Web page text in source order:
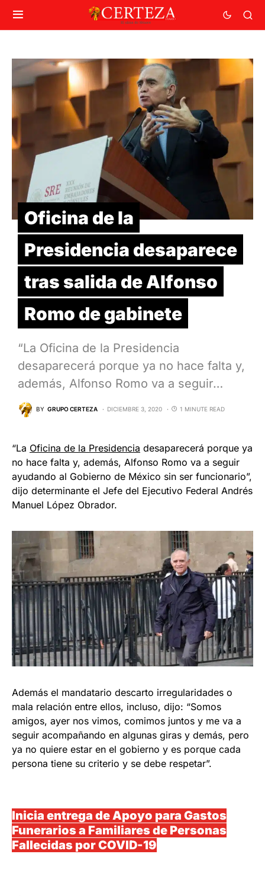
Oficina de la
Presidencia desaparece
tras salida de Alfonso
Romo de gabinete
“La Oficina de la Presidencia
desaparecerá porque ya no hace falta y,
además, Alfonso Romo va a seguir…
BY GRUPO CERTEZA DICIEMBRE 3, 2020 1 MINUTE READ
“La Oficina de la Presidencia desaparecerá porque ya
no hace falta y, además, Alfonso Romo va a seguir
ayudando al Gobierno de México sin ser funcionario”,
dijo determinante el Jefe del Ejecutivo Federal Andrés
Manuel López Obrador.
Además el mandatario descarto irregularidades o
mala relación entre ellos, incluso, dijo: “Somos
amigos, ayer nos vimos, comimos juntos y me va a
seguir acompañando en algunas giras y demás, pero
ya no quiere estar en el gobierno y es porque cada
persona tiene su criterio y se debe respetar”.
Inicia entrega de Apoyo para Gastos
Funerarios a Familiares de Personas
Fallecidas por COVID-19